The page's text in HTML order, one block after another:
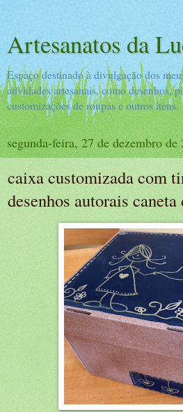
Artesanatos da
Espaço destinado à divulgação dos
atividades artesanais, como desenhos,
customizações de roupas e outros itens.
segunda-feira, 27 de dezembro de
caixa customizada com
desenhos autorais caneta